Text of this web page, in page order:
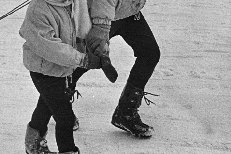
Budapest XIII.
30-32., az ELMŰ Kőtéri alállomása a Dráva utca felől nézve.
1970 · Budapest V.
Széchenyi István (Roosevelt) tér, szemben a József Attila utca.